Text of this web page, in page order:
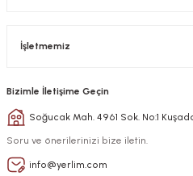
İşletmemiz
Bizimle İletişime Geçin
Soğucak Mah. 4961 Sok. No:1
Soru ve önerilerinizi bize iletin.
info@yerlim.com